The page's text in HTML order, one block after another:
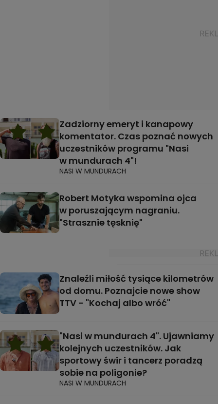
Zadziorny emeryt i kanapowy
komentator. Czas poznać nowych
uczestników programu "Nasi
w mundurach 4"!
NASI W MUNDURACH
Robert Motyka wspomina ojca
w poruszającym nagraniu.
"Strasznie tęsknię"
Znaleźli miłość tysiące kilometrów
od domu. Poznajcie nowe show
TTV - "Kochaj albo wróć"
"Nasi w mundurach 4". Ujawniamy
kolejnych uczestników. Jak
sportowy świr i tancerz poradzą
sobie na poligonie?
NASI W MUNDURACH